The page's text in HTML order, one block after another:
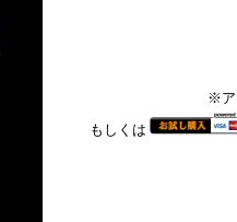
※ア
もしくは